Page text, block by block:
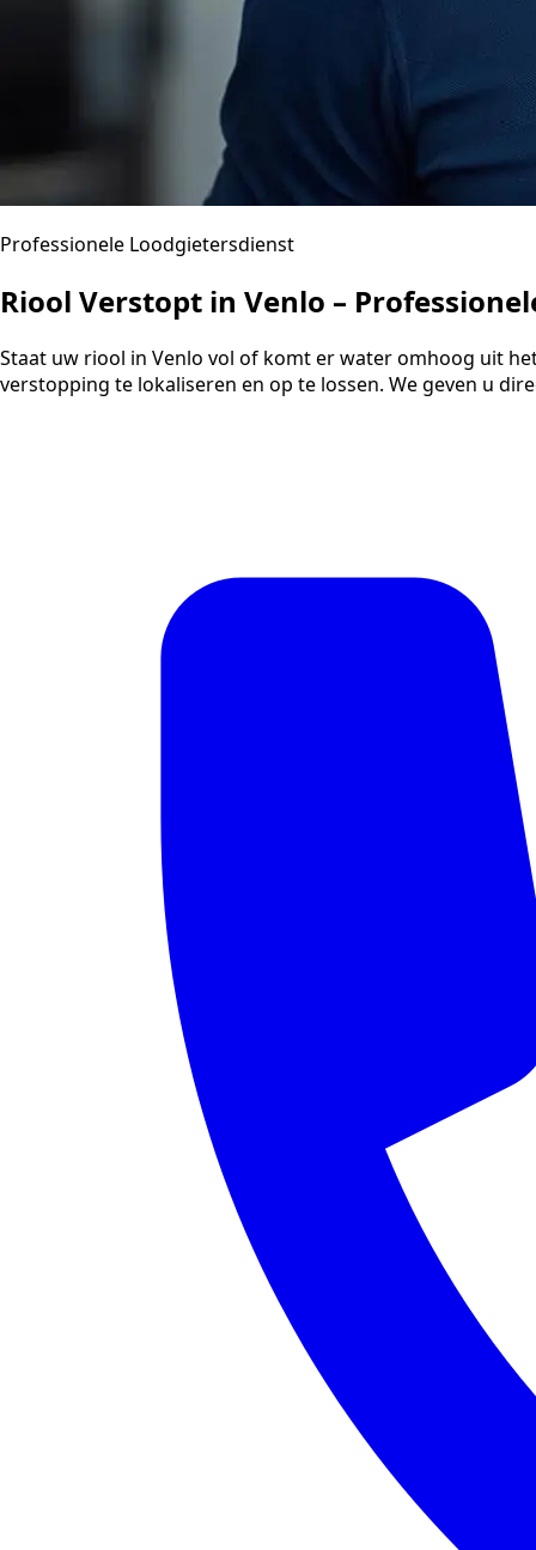
Professionele Loodgietersdienst
Riool Verstopt in Venlo –
Staat uw riool in Venlo vol of komt er water omhoog uit
verstopping te lokaliseren en op te lossen. We geven u